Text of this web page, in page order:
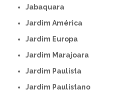
Jabaquara
Jardim América
Jardim Europa
Jardim Marajoara
Jardim Paulista
Jardim Paulistano